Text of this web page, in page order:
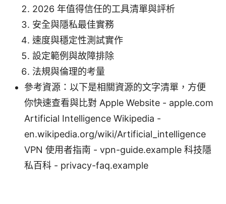
2026 年值得信任的工具清單與評析
安全與隱私最佳實務
速度與穩定性測試實作
設定範例與故障排除
法規與倫理的考量
參考資源：以下是相關資源的文字清單，方便
你快速查看與比對 Apple Website - apple.com
Artificial Intelligence Wikipedia -
en.wikipedia.org/wiki/Artificial_intelligence
VPN 使用者指南 - vpn-guide.example 科技隱
私百科 - privacy-faq.example